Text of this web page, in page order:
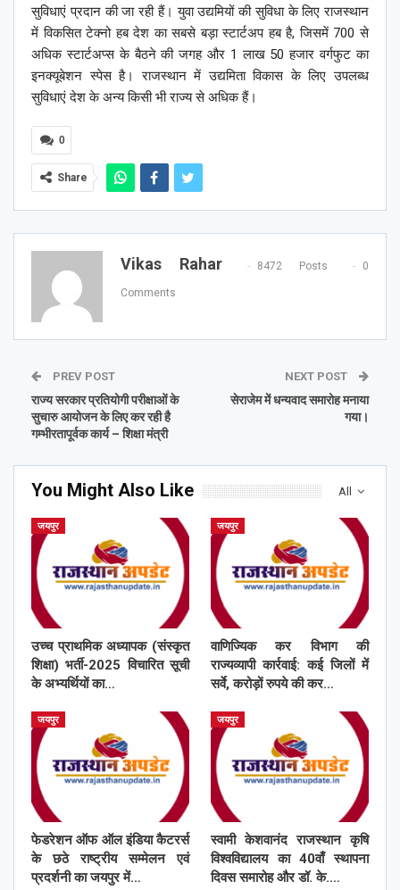
सुविधाएं प्रदान की जा रही हैं। युवा उद्यमियों की सुविधा के लिए राजस्थान
में विकसित टेक्नो हब देश का सबसे बड़ा स्टार्टअप हब है, जिसमें 700 से
अधिक स्टार्टअप्स के बैठने की जगह और 1 लाख 50 हजार वर्गफुट का
इनक्यूबेशन स्पेस है। राजस्थान में उद्यमिता विकास के लिए उपलब्ध
सुविधाएं देश के अन्य किसी भी राज्य से अधिक हैं।
0
Share
Vikas Rahar 8472 Posts 0
Comments
PREV POST
राज्य सरकार प्रतियोगी परीक्षाओं के
सुचारु आयोजन के लिए कर रही है
गम्भीरतापूर्वक कार्य – शिक्षा मंत्री
NEXT POST
सेराजेम में धन्यवाद समारोह मनाया
गया।
All
You Might Also Like
जयपुर
उच्च प्राथमिक अध्यापक (संस्कृत
शिक्षा) भर्ती-2025 विचारित सूची
के अभ्यर्थियों का…
जयपुर
वाणिज्यिक कर विभाग की
राज्यव्यापी कार्रवाई: कई जिलों में
सर्वे, करोड़ों रुपये की कर…
जयपुर
फेडरेशन ऑफ ऑल इंडिया कैटरर्स
के छठे राष्ट्रीय सम्मेलन एवं
प्रदर्शनी का जयपुर में…
जयपुर
स्वामी केशवानंद राजस्थान कृषि
विश्वविद्यालय का 40वाँ स्थापना
दिवस समारोह और डॉ. के.…